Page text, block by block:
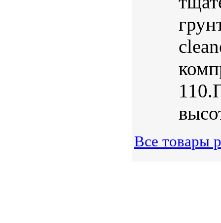
Все товары